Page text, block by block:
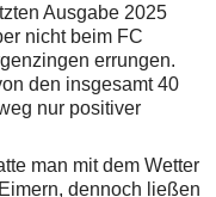
Ausgabe 2025
nicht beim FC
errungen.
den insgesamt 40
nur positiver
man mit dem Wetter
dennoch ließen